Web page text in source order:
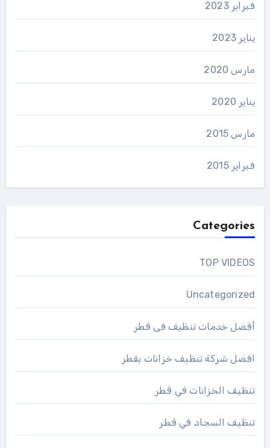
فبراير 2023
يناير 2023
مارس 2020
يناير 2020
مارس 2015
فبراير 2015
Categories
TOP VIDEOS
Uncategorized
أفضل خدمات تنظيف فى قطر
افضل شركة تنظيف خزانات بقطر
تنظيف الخزانات في قطر
تنظيف السجاد في قطر